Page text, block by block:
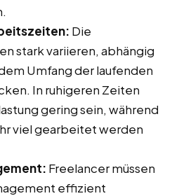
Die
stark variieren, abhängig
Umfang der laufenden
In ruhigeren Zeiten
gering sein, während
viel gearbeitet werden
Freelancer müssen
effizient